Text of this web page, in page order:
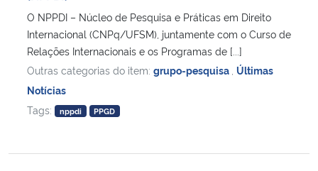
O NPPDI – Núcleo de Pesquisa e Práticas em Direito
Internacional (CNPq/UFSM), juntamente com o Curso de
Relações Internacionais e os Programas de [...]
Outras categorias do item: grupo-pesquisa Últimas
Notícias
Tags:
nppdi PPGD